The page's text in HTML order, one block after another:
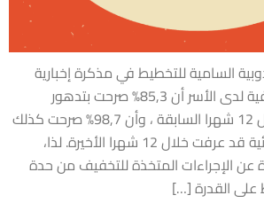
السامية للتخطيط في مذكرة إخبارية
تتعلق بنتائج بحث الظرفية لدى الأسر أن 85,3% صرحت بتدهور
مستوى المعيشة خلال 12 شهرا السابقة ، وأن 98,7% صرحت كذلك
بأن أسعار المواد الغذائية قد عرفت خلال 12 شهرا الأخيرة. لذا،
عن الإجراءات المتخذة للتخفيف من حدة
على القدرة […]